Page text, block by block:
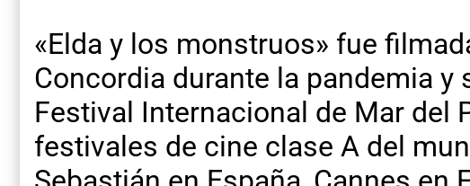
«Elda y los monstruos» fue
Concordia durante la pandemia y
Festival Internacional de Mar del
festivales de cine clase A del